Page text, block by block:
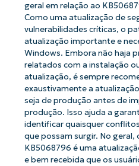
geral em relação ao
Como uma atualização de
vulnerabilidades críticas, o
atualização importante e
Windows. Embora não haja
relatados com a instalação
atualização, é sempre
exaustivamente a
seja de produção antes de
produção. Isso ajuda a
identificar quaisquer
que possam surgir. No geral,
KB5068796 é uma
e bem recebida que os